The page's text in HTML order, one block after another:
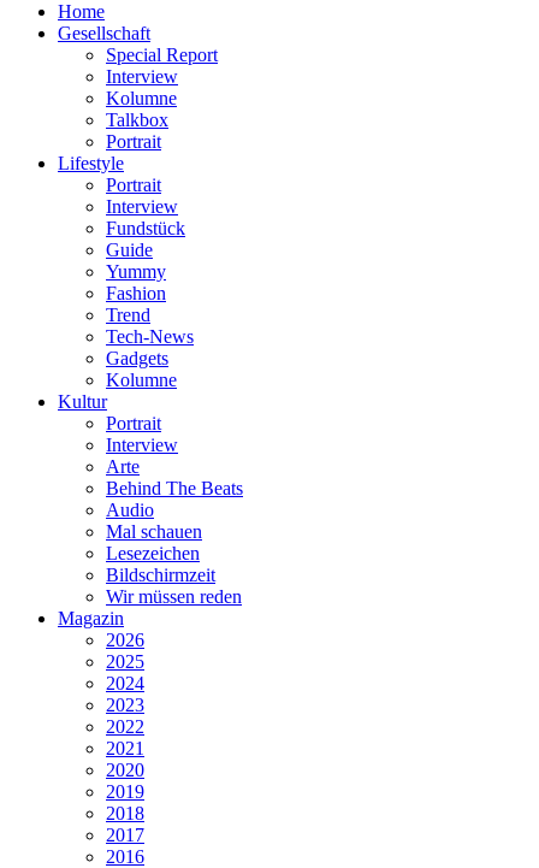
Home
Gesellschaft
Special Report
Interview
Kolumne
Talkbox
Portrait
Lifestyle
Portrait
Interview
Fundstück
Guide
Yummy
Fashion
Trend
Tech-News
Gadgets
Kolumne
Kultur
Portrait
Interview
Arte
Behind The Beats
Audio
Mal schauen
Lesezeichen
Bildschirmzeit
Wir müssen reden
Magazin
2026
2025
2024
2023
2022
2021
2020
2019
2018
2017
2016